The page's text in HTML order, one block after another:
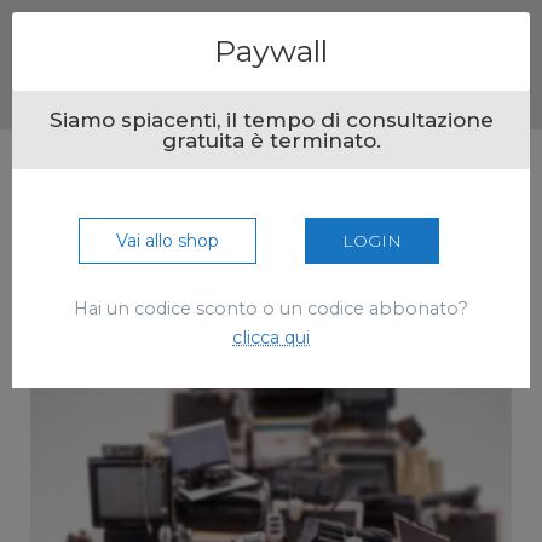
Paywall
Siamo spiacenti, il tempo di consultazione
gratuita è terminato.
Vai allo shop LOGIN
Hai un codice sconto o un codice abbonato?
clicca qui